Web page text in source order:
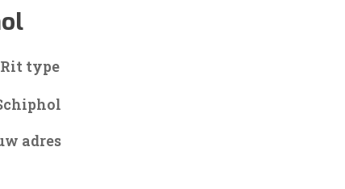
Rit type
adres